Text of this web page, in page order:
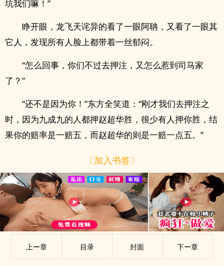
坑我们嘛！”
睁开眼，龙飞天诧异的看了一眼阿聃，又看了一眼其
它人，发现所有人脸上都带着一丝郁闷。
“怎么回事，你们不过去押注，又怎么惹到司马家
了？”
“还不是因为你！”东方全笑道：“刚才我们去押注之
时，因为九成九的人都押赵超华胜，很少有人押你胜，结
果你的赔率是一赔五，而赵超华的则是一赔一点五。”
〔加入书签〕
上ー章 目录 封面 下ー章